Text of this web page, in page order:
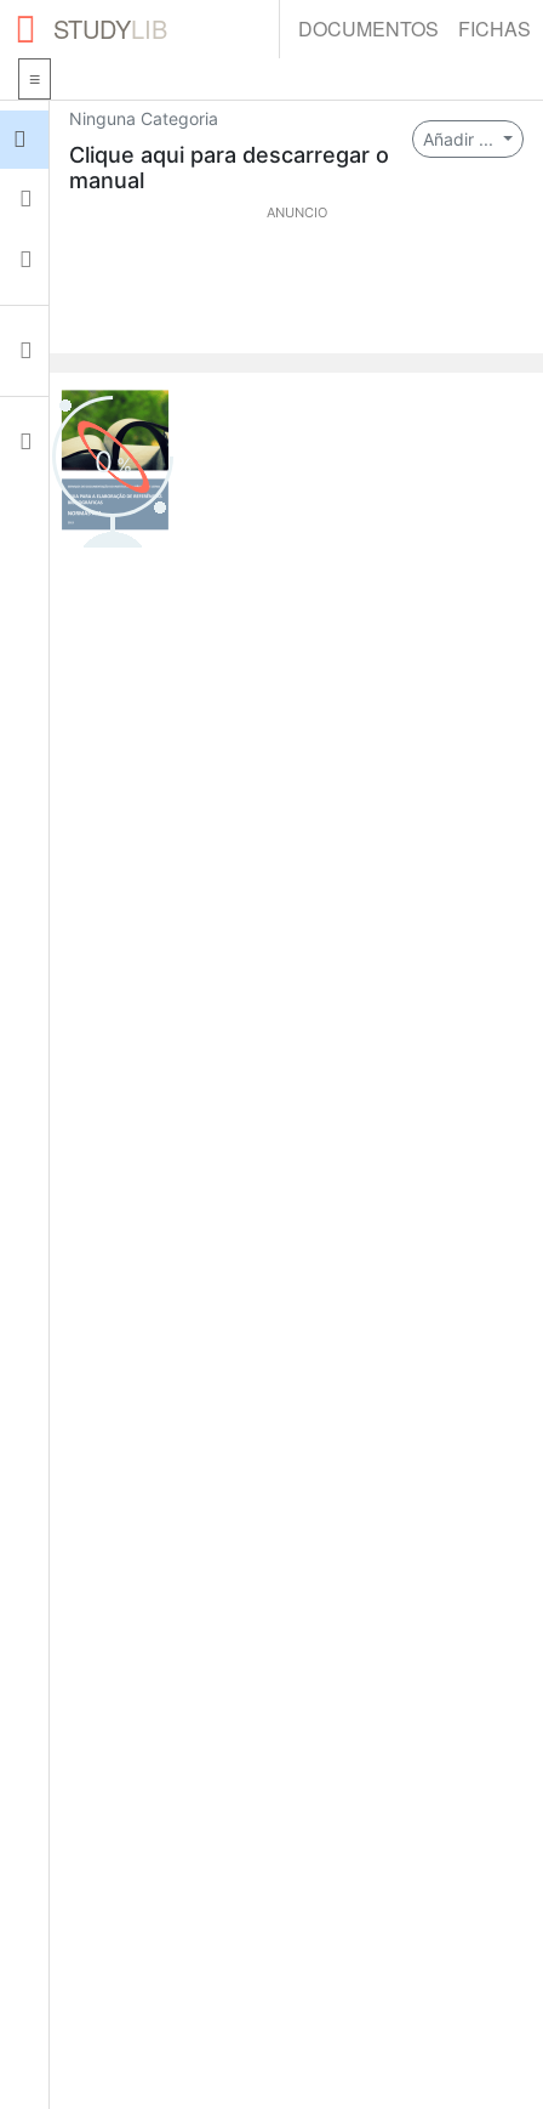
STUDYLIB DOCUMENTOS FICHAS
Ajustes
Añadir ...
Ninguna Categoria
Clique aqui para descarregar o
manual
ANUNCIO
0